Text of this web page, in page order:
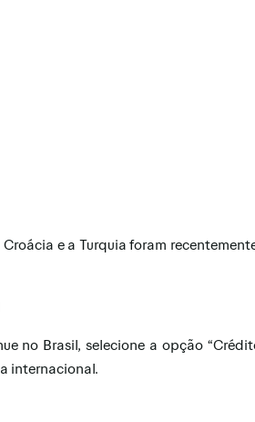
e a Turquia foram
no Brasil, selecione a opção
internacional.